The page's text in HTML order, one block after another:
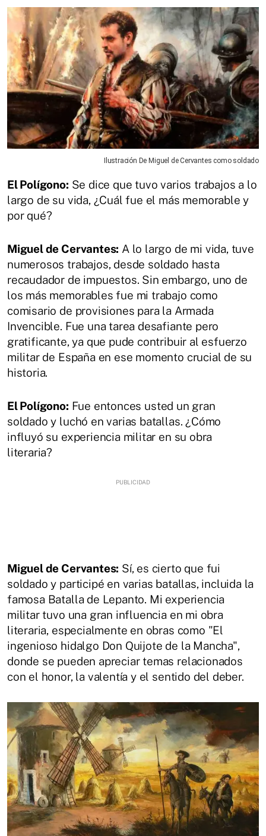
Ilustración De Miguel de Cervantes como soldado
El Polígono: Se dice que tuvo varios trabajos a lo
largo de su vida, ¿Cuál fue el más memorable y
por qué?
Miguel de Cervantes: A lo largo de mi vida, tuve
numerosos trabajos, desde soldado hasta
recaudador de impuestos. Sin embargo, uno de
los más memorables fue mi trabajo como
comisario de provisiones para la Armada
Invencible. Fue una tarea desafiante pero
gratificante, ya que pude contribuir al esfuerzo
militar de España en ese momento crucial de su
historia.
El Polígono: Fue entonces usted un gran
soldado y luchó en varias batallas. ¿Cómo
influyó su experiencia militar en su obra
literaria?
Miguel de Cervantes: Sí, es cierto que fui
soldado y participé en varias batallas, incluida la
famosa Batalla de Lepanto. Mi experiencia
militar tuvo una gran influencia en mi obra
literaria, especialmente en obras como "El
ingenioso hidalgo Don Quijote de la Mancha",
donde se pueden apreciar temas relacionados
con el honor, la valentía y el sentido del deber.